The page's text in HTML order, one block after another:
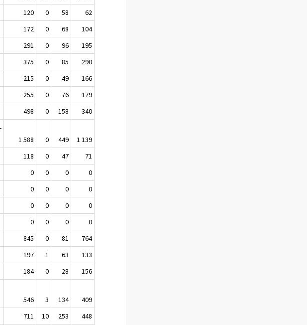
120 0 58
62
172 0 68
104
291 0 96
195
375 0 85
290
215 0 49
166
255 0 76
179
498 0 158
340
1 588 0 449
1 139
118 0 47
71
0 0 0
0
0 0 0
0
0 0 0
0
0 0 0
0
845 0 81
764
197 1 63
133
184 0 28
156
546 3 134
409
711 10 253
448